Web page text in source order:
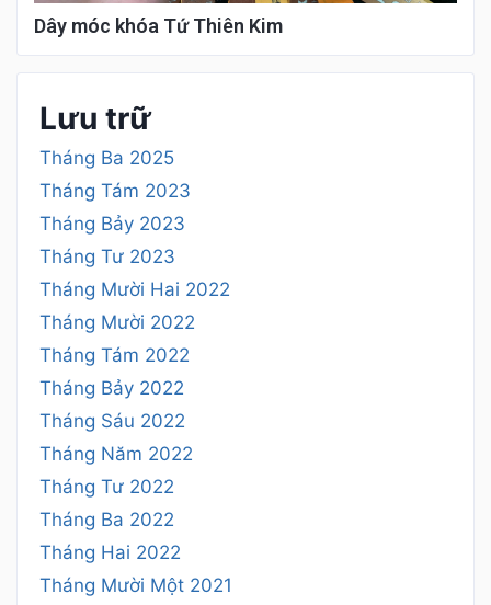
Dây móc khóa Tứ Thiên Kim
Lưu trữ
Tháng Ba 2025
Tháng Tám 2023
Tháng Bảy 2023
Tháng Tư 2023
Tháng Mười Hai 2022
Tháng Mười 2022
Tháng Tám 2022
Tháng Bảy 2022
Tháng Sáu 2022
Tháng Năm 2022
Tháng Tư 2022
Tháng Ba 2022
Tháng Hai 2022
Tháng Mười Một 2021